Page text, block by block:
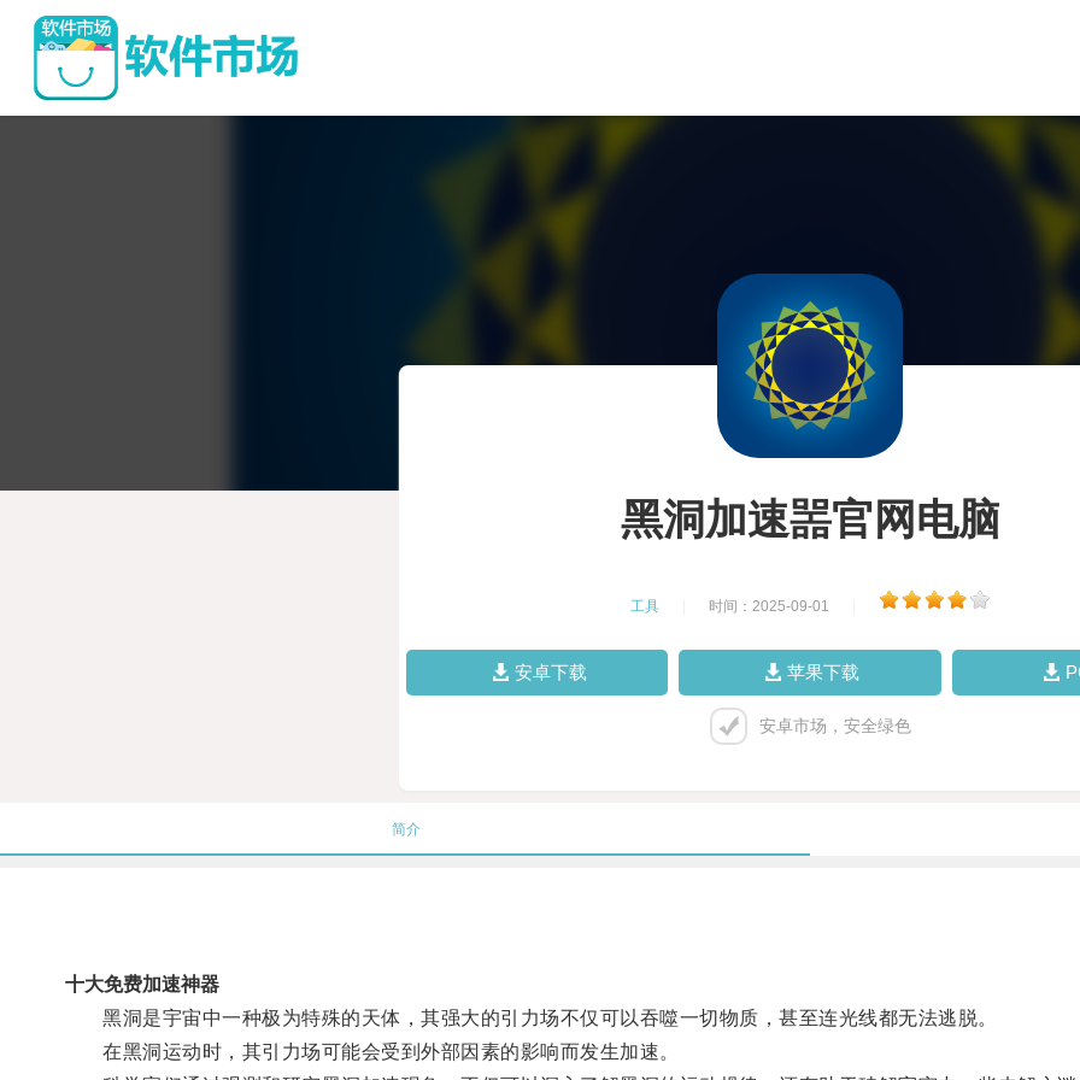
黑洞加速噐官网电脑
工具 时间：2025-09-01
安卓下载 苹果下载
安卓市场，安全绿色
简介
十大免费加速神器
黑洞是宇宙中一种极为特殊的天体，其强大的引力场不仅可以吞噬一切物质，甚至连光线都无法逃脱。
在黑洞运动时，其引力场可能会受到外部因素的影响而发生加速。